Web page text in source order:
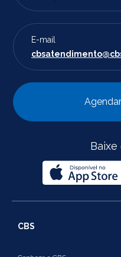
E-mail
Baixe
CBS